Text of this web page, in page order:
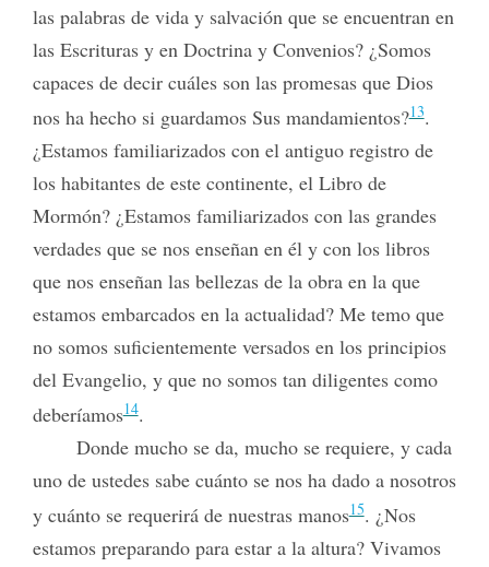
las palabras de vida y salvación que se encuentran en
las Escrituras y en Doctrina y Convenios? ¿Somos
capaces de decir cuáles son las promesas que Dios
nos ha hecho si guardamos Sus mandamientos?13.
¿Estamos familiarizados con el antiguo registro de
los habitantes de este continente, el Libro de
Mormón? ¿Estamos familiarizados con las grandes
verdades que se nos enseñan en él y con los libros
que nos enseñan las bellezas de la obra en la que
estamos embarcados en la actualidad? Me temo que
no somos suficientemente versados en los principios
del Evangelio, y que no somos tan diligentes como
deberíamos14.
Donde mucho se da, mucho se requiere, y cada
uno de ustedes sabe cuánto se nos ha dado a nosotros
y cuánto se requerirá de nuestras manos15. ¿Nos
estamos preparando para estar a la altura? Vivamos